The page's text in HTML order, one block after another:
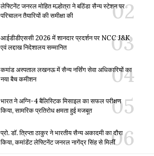
लेफ्टिनेंट जनरल मोहित मल्होत्रा ने बठिंडा सैन्य स्टेशन पर
परिचालन तैयारियों की समीक्षा की
आईडीडीएससी 2026 में शानदार प्रदर्शन पर NCC J&K
एवं लद्दाख निदेशालय सम्मानित
कमांड अस्पताल लखनऊ में सैन्य नर्सिंग सेवा अधिकारियों का
नया बैच कमीशन
भारत ने अग्नि-4 बैलिस्टिक मिसाइल का सफल परीक्षण
किया, सामरिक प्रतिरोध क्षमता हुई मजबूत
प्रो. डॉ. त्रिप्ता ठाकुर ने भारतीय सैन्य अकादमी का दौरा
किया, कमांडेंट लेफ्टिनेंट जनरल नागेंद्र सिंह से मिलीं